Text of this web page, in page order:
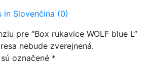
in Slovenčina (0)
pre “Box rukavice WOLF blue L”
nebude zverejnená.
označené *